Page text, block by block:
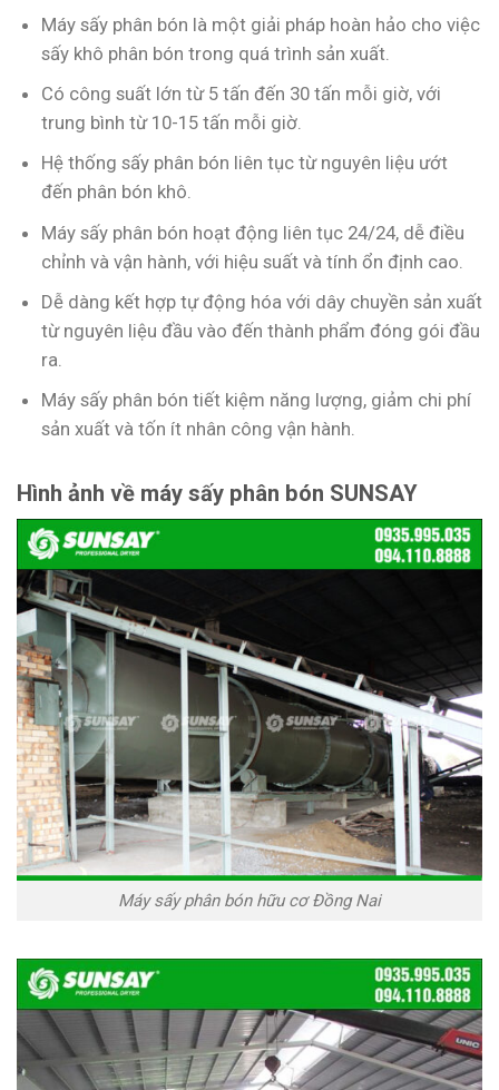
Máy sấy phân bón là một giải pháp hoàn hảo cho việc
sấy khô phân bón trong quá trình sản xuất.
Có công suất lớn từ 5 tấn đến 30 tấn mỗi giờ, với
trung bình từ 10-15 tấn mỗi giờ.
Hệ thống sấy phân bón liên tục từ nguyên liệu ướt
đến phân bón khô.
Máy sấy phân bón hoạt động liên tục 24/24, dễ điều
chỉnh và vận hành, với hiệu suất và tính ổn định cao.
Dễ dàng kết hợp tự động hóa với dây chuyền sản xuất
từ nguyên liệu đầu vào đến thành phẩm đóng gói đầu
ra.
Máy sấy phân bón tiết kiệm năng lượng, giảm chi phí
sản xuất và tốn ít nhân công vận hành.
Hình ảnh về máy sấy phân bón SUNSAY
Máy sấy phân bón hữu cơ Đồng Nai